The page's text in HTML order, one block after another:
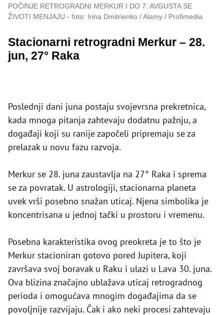
POČINJE RETROGRADNI MERKUR I DO 7. AVGUSTA SE
ŽIVOTI MENJAJU
foto: Irina Dmitrienko / Alamy / Profimedia
Stacionarni retrogradni Merkur – 28.
jun, 27° Raka
Poslednji dani juna postaju svojevrsna prekretnica,
kada mnoga pitanja zahtevaju dodatnu pažnju, a
događaji koji su ranije započeli pripremaju se za
prelazak u novu fazu razvoja.
Merkur se 28. juna zaustavlja na 27° Raka i sprema
se za povratak. U astrologiji, stacionarna planeta
uvek vrši posebno snažan uticaj. Njena simbolika je
koncentrisana u jednoj tački u prostoru i vremenu.
Posebna karakteristika ovog preokreta je to što je
Merkur stacioniran gotovo pored Jupitera, koji
završava svoj boravak u Raku i ulazi u Lava 30. juna.
Ova blizina značajno ublažava uticaj retrogradnog
perioda i omogućava mnogim događajima da se
povoljnije razvijaju. Čak i ako neki procesi zahtevaju